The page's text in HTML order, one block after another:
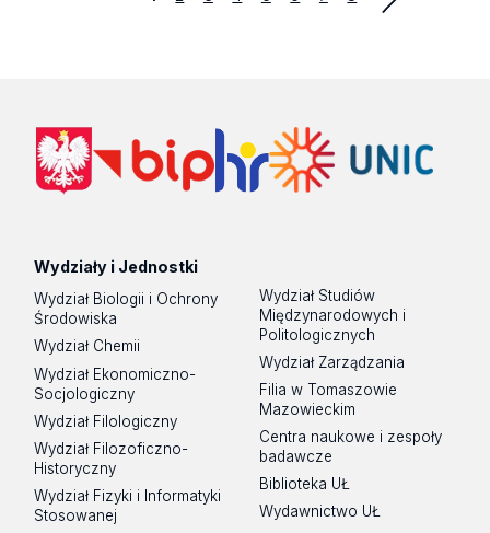
Wydziały i Jednostki
Wydział Biologii i Ochrony
Środowiska
Wydział Chemii
Wydział Ekonomiczno-
Socjologiczny
Wydział Filologiczny
Wydział Filozoficzno-
Historyczny
Wydział Fizyki i Informatyki
Stosowanej
Wydział Studiów
Międzynarodowych i
Politologicznych
Wydział Zarządzania
Filia w Tomaszowie
Mazowieckim
Centra naukowe i zespoły
badawcze
Biblioteka UŁ
Wydawnictwo UŁ